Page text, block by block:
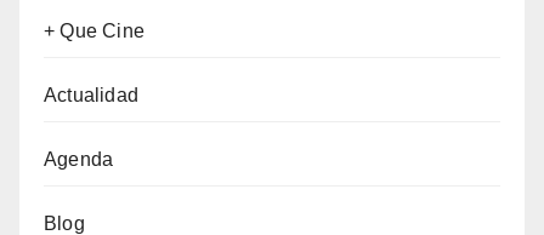
+ Que Cine
Actualidad
Agenda
Blog